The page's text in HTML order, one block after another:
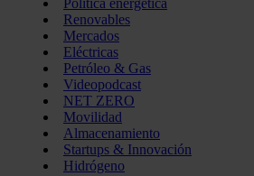
Renovables
Mercados
Eléctricas
Petróleo & Gas
Videopodcast
NET ZERO
Movilidad
Almacenamiento
Startups & Innovación
Hidrógeno